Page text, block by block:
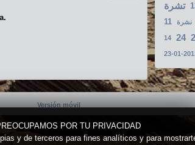
POR TU PRIVACIDAD
y de terceros para fines analíticos y para
تشرة
11 نشرة
14 24
Versión móvil